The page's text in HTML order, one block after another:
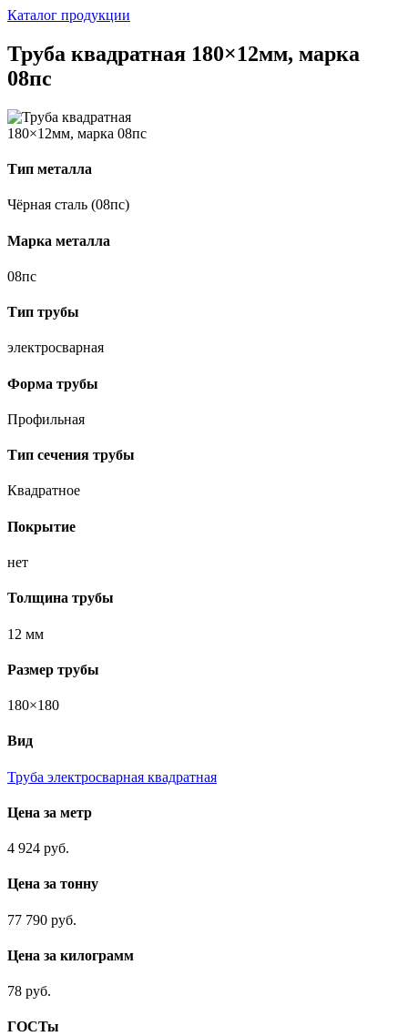
Каталог продукции
Труба квадратная 180×12мм, марка
08пс
Тип металла
Чёрная сталь (08пс)
Марка металла
08пс
Тип трубы
электросварная
Форма трубы
Профильная
Тип сечения трубы
Квадратное
Покрытие
нет
Толщина трубы
12 мм
Размер трубы
180×180
Вид
Труба электросварная квадратная
Цена за метр
4 924 руб.
Цена за тонну
77 790 руб.
Цена за килограмм
78 руб.
ГОСТы